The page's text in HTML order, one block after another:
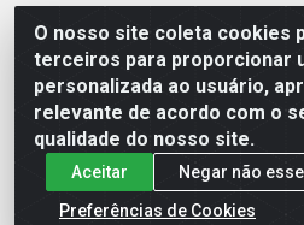
O nosso site coleta cookies
terceiros para proporcionar
personalizada ao usuário,
relevante de acordo com o
qualidade do nosso site.
Aceitar
Negar não
Preferências de Cookies
Polimold Industrial Ltda -
Bernardo do Campo / SP –
44.106.466/